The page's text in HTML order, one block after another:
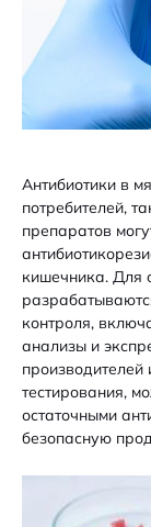
Антибиотики в
потребителей,
препаратов
кишечника. Для
контроля,
анализы и
тестирования,
остаточными
безопасную